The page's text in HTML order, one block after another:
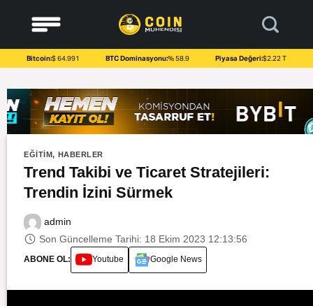
content
Bitcoin:$ 64.991 BTC Dominasyonu:% 58.9 Piyasa Değeri:$2.22 T
EĞITIM, HABERLER
Trend Takibi ve Ticaret Stratejileri:
Trendin İzini Sürmek
admin
Son Güncelleme Tarihi: 18 Ekim 2023 12:13:56
ABONE OL: Youtube Google News